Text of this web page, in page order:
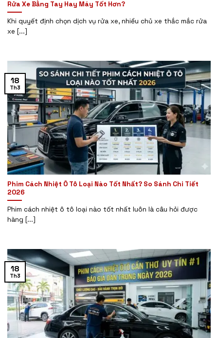
Rửa Xe Bằng Tay Hay Máy Tốt Hơn?
Khi quyết định chọn dịch vụ rửa xe, nhiều chủ xe thắc mắc rửa
xe [...]
Phim Cách Nhiệt Ô Tô Loại Nào Tốt Nhất? So Sánh Chi Tiết
2026
Phim cách nhiệt ô tô loại nào tốt nhất luôn là câu hỏi được
hàng [...]
18
Th3
18
Th3